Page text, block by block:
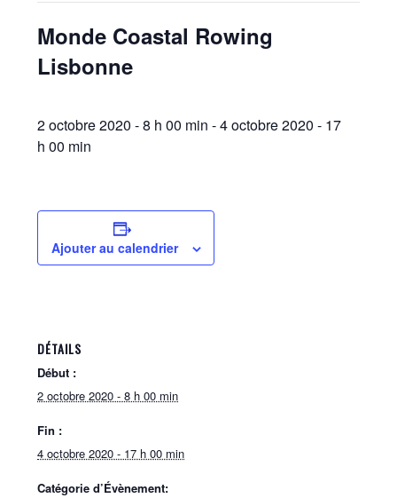
Monde Coastal Rowing
Lisbonne
2 octobre 2020 - 8 h 00 min -4 octobre 2020 - 17
h 00 min
Ajouter au calendrier
DÉTAILS
Début :
2 octobre 2020 - 8 h 00 min
Fin :
4 octobre 2020 - 17 h 00 min
Catégorie d’Évènement: